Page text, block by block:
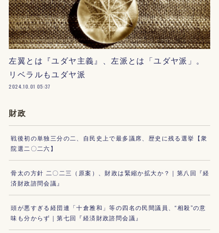
左翼とは『ユダヤ主義』、左派とは「ユダヤ派」。
リベラルもユダヤ派
2024.10.01 05:37
財政
戦後初の単独三分の二、自民史上で最多議席、歴史に残る選挙【衆
院選二〇二六】
骨太の方針 二〇二三（原案）、財政は緊縮か拡大か？｜第八回『経
済財政諮問会議』
頭が悪すぎる経団連「十倉雅和」等の四名の民間議員、“相殺”の意
味も分からず｜第七回『経済財政諮問会議』